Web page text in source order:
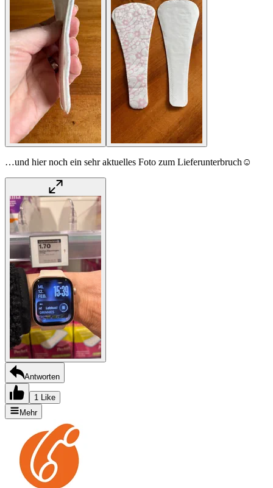
…und hier noch ein sehr aktuelles Foto zum Lieferunterbruch☺️
Antworten
1 Like
Mehr